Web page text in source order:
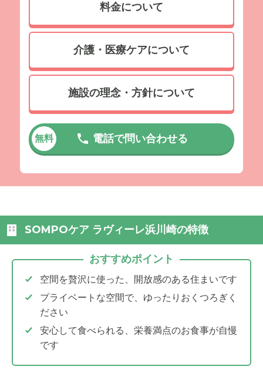
料金について
介護・医療ケアについて
施設の理念・方針について
無料 電話で問い合わせる
SOMPOケア ラヴィーレ浜川崎の特徴
おすすめポイント
空間を贅沢に使った、開放感のある住まいです
プライベートな空間で、ゆったりおくつろぎく
ださい
安心して食べられる、栄養満点のお食事が自慢
です